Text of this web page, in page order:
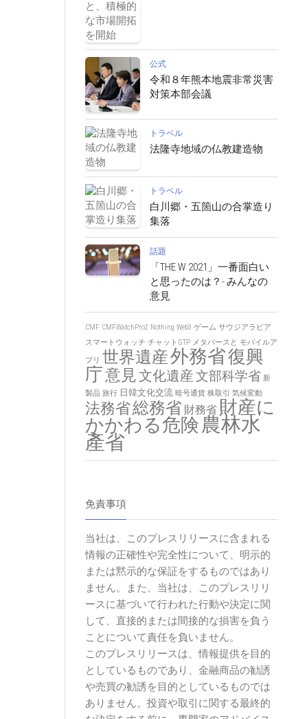
公式
令和８年熊本地震非常災害
対策本部会議
トラベル
法隆寺地域の仏教建造物
トラベル
白川郷・五箇山の合掌造り
集落
話題
「THE W 2021」一番面白い
と思ったのは？- みんなの
意見
CMF CMFWatchPro2 Nothing Web3 ゲーム サウジアラビア
スマートウォッチ チャットGTP メタバースと モバイルア
プリ 世界遺産外務省復興
庁意見文化遺産文部科学省 新
製品 旅行 日韓文化交流 暗号通貨 株取引 気候変動
法務省総務省 財務省 財産に
かかわる危険農林水
產省
免責事項
当社は、このプレスリリースに含まれる
情報の正確性や完全性について、明示的
または黙示的な保証をするものではあり
ません。また、当社は、このプレスリリ
ースに基づいて行われた行動や決定に関
して、直接的または間接的な損害を負う
ことについて責任を負いません。
このプレスリリースは、情報提供を目的
としているものであり、金融商品の勧誘
や売買の勧誘を目的としているものでは
ありません。投資や取引に関する最終的